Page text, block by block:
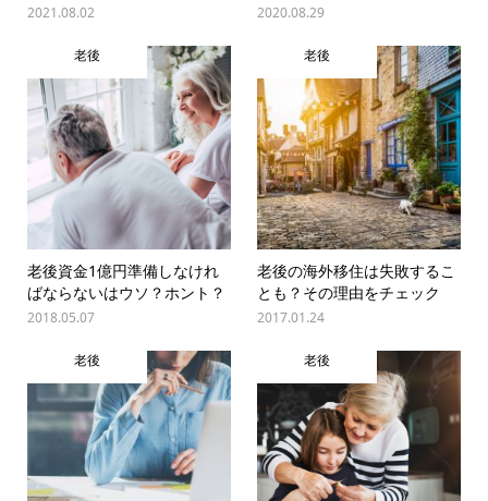
2021.08.02 2020.08.29
老後
老後資金1億円準備しなけれ
ばならないはウソ？ホント？
2018.05.07
老後
老後の海外移住は失敗するこ
とも？その理由をチェック
2017.01.24
老後 老後